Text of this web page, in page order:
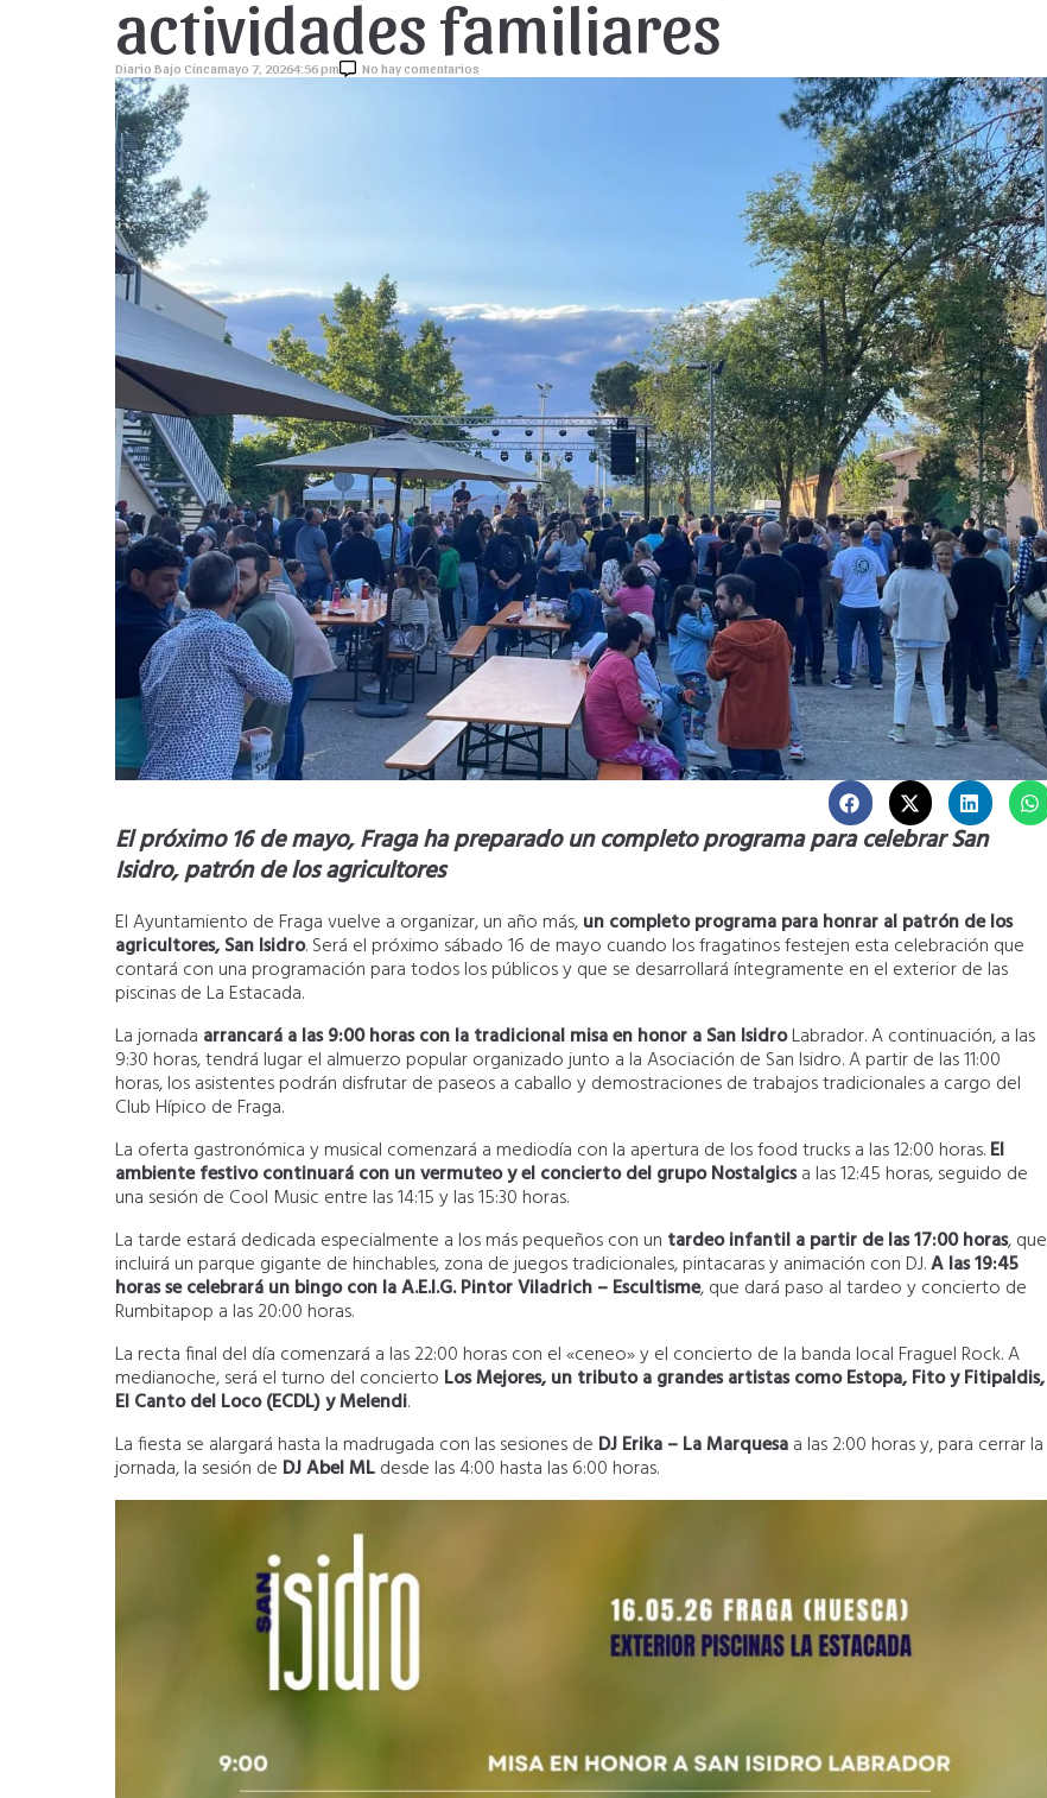
actividades familiares
Diario Bajo Cincamayo 7, 20264:56 pm No hay comentarios
El próximo 16 de mayo, Fraga ha preparado un completo programa para celebrar San
Isidro, patrón de los agricultores
El Ayuntamiento de Fraga vuelve a organizar, un año más,un completo programa para honrar al patrón de los
agricultores, San Isidro. Será el próximo sábado 16 de mayo cuando los fragatinos festejen esta celebración que
contará con una programación para todos los públicos y que se desarrollará íntegramente en el exterior de las
piscinas de La Estacada.
La jornada arrancará a las 9:00 horas con la tradicional misa en honor a San IsidroLabrador. A continuación, a las
9:30 horas, tendrá lugar el almuerzo popular organizado junto a la Asociación de San Isidro. A partir de las 11:00
horas, los asistentes podrán disfrutar de paseos a caballo y demostraciones de trabajos tradicionales a cargo del
Club Hípico de Fraga.
La oferta gastronómica y musical comenzará a mediodía con la apertura de los food trucks a las 12:00 horas.El
ambiente festivo continuará con un vermuteo y el concierto del grupo Nostalgicsa las 12:45 horas, seguido de
una sesión de Cool Music entre las 14:15 y las 15:30 horas.
La tarde estará dedicada especialmente a los más pequeños con un tardeo infantil a partir de las 17:00 horas, que
incluirá un parque gigante de hinchables, zona de juegos tradicionales, pintacaras y animación con DJ.A las 19:45
horas se celebrará un bingo con la A.E.I.G. Pintor Viladrich – Escultisme, que dará paso al tardeo y concierto de
Rumbitapop a las 20:00 horas.
La recta final del día comenzará a las 22:00 horas con el «ceneo» y el concierto de la banda local Fraguel Rock. A
medianoche, será el turno del concierto Los Mejores, un tributo a grandes artistas como Estopa, Fito y Fitipaldis,
El Canto del Loco (ECDL) y Melendi.
La fiesta se alargará hasta la madrugada con las sesiones de DJ Erika – La Marquesaa las 2:00 horas y, para cerrar la
jornada, la sesión de DJ Abel MLdesde las 4:00 hasta las 6:00 horas.